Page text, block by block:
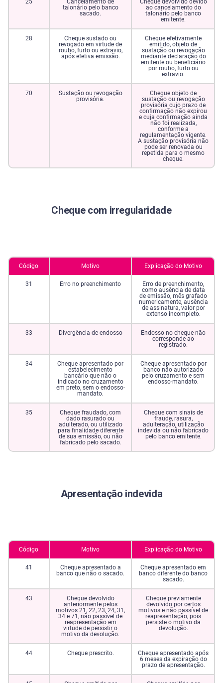
25
Cancelamento de
talonário pelo banco
sacado.
Cheque devolvido devido
ao cancelamento do
talonário pelo banco
emitente.
28
Cheque sustado ou
revogado em virtude de
roubo, furto ou extravio,
após efetiva emissão.
Cheque efetivamente
emitido, objeto de
sustação ou revogação
mediante declaração do
emitente ou beneficiário
por roubo, furto ou
extravio.
70
Sustação ou revogação
provisória.
Cheque objeto de
sustação ou revogação
provisória cujo prazo de
confirmação não expirou
e cuja confirmação ainda
não foi realizada,
conforme a
regulamentação vigente.
A sustação provisória não
pode ser renovada ou
repetida para o mesmo
cheque.
Cheque com irregularidade
Código Motivo Explicação do Motivo
31 Erro no preenchimento
Erro de preenchimento,
como ausência de data
de emissão, mês grafado
numericamente, ausência
de assinatura, valor por
extenso incompleto.
33 Divergência de endosso
Endosso no cheque não
corresponde ao
registrado.
34
Cheque apresentado por
estabelecimento
bancário que não o
indicado no cruzamento
em preto, sem o endosso-
mandato.
Cheque apresentado por
banco não autorizado
pelo cruzamento e sem
endosso-mandato.
35
Cheque fraudado, com
dado rasurado ou
adulterado, ou utilizado
para finalidade diferente
de sua emissão, ou não
fabricado pelo sacado.
Cheque com sinais de
fraude, rasura,
adulteração, utilização
indevida ou não fabricado
pelo banco emitente.
Apresentação indevida
Código Motivo Explicação do Motivo
41
Cheque apresentado a
banco que não o sacado.
Cheque apresentado em
banco diferente do banco
sacado.
43
Cheque devolvido
anteriormente pelos
motivos 21, 22, 23, 24, 31,
34 e 71, não passível de
reapresentação em
virtude de persistir o
motivo da devolução.
Cheque previamente
devolvido por certos
motivos e não passível de
reapresentação, pois
persiste o motivo da
devolução.
44 Cheque prescrito.
Cheque apresentado após
6 meses da expiração do
prazo de apresentação.